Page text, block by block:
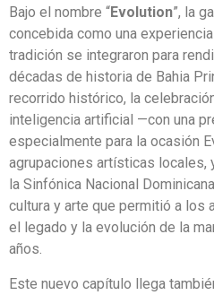
Bajo el nombre “Evolution”, la
concebida como una
tradición se integraron para
décadas de historia de Bahia
recorrido histórico, la
inteligencia artificial —con una
especialmente para la ocasión
agrupaciones artísticas locales,
la Sinfónica Nacional
cultura y arte que permitió a los
el legado y la evolución de la
años.
Este nuevo capítulo llega